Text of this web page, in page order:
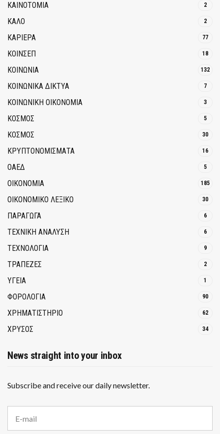
ΚΑΙΝΟΤΟΜΊΑ 2
ΚΑΛΟ 2
ΚΑΡΙΕΡΑ 77
ΚΟΙΝΣΕΠ 18
ΚΟΙΝΩΝΙΑ 132
ΚΟΙΝΩΝΙΚΆ ΔΊΚΤΥΑ 7
ΚΟΙΝΩΝΙΚΉ ΟΙΚΟΝΟΜΊΑ 3
ΚΟΣΜΟΣ 5
ΚΟΣΜΟΣ 30
ΚΡΥΠΤΟΝΟΜΊΣΜΑΤΑ 16
ΟΑΕΔ 5
ΟΙΚΟΝΟΜΙΑ 185
ΟΙΚΟΝΟΜΙΚΟ ΛΕΞΙΚΟ 30
ΠΑΡΑΓΩΓΑ 6
ΤΕΧΝΙΚΗ ΑΝΑΛΥΣΗ 6
ΤΕΧΝΟΛΟΓΙΑ 9
ΤΡΆΠΕΖΕΣ 2
ΥΓΕΙΑ 1
ΦΟΡΟΛΟΓΙΑ 90
ΧΡΗΜΑΤΙΣΤΗΡΙΟ 62
ΧΡΥΣΟΣ 34
News straight into your inbox
Subscribe and receive our daily newsletter.
a